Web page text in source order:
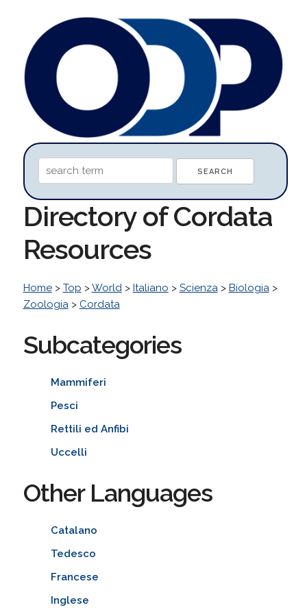
Directory of Cordata
Resources
Home> Top >World> Italiano > Scienza> Biologia>
Zoologia> Cordata
Subcategories
Mammiferi
Pesci
Rettili ed Anfibi
Uccelli
Other Languages
Catalano
Tedesco
Francese
Inglese